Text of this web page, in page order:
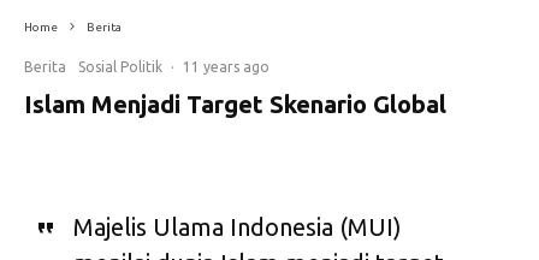
Home Berita
Berita Sosial Politik · 11 years ago
Islam Menjadi Target Skenario Global
Majelis Ulama Indonesia (MUI)